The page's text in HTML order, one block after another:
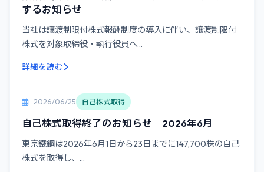
するお知らせ
当社は譲渡制限付株式報酬制度の導入に伴い、譲渡制限付
株式を対象取締役・執行役員へ...
詳細を読む
2026/06/25 自己株式取得
自己株式取得終了のお知らせ｜2026年6月
東京鐵鋼は2026年6月1日から23日までに147,700株の自己
株式を取得し、...